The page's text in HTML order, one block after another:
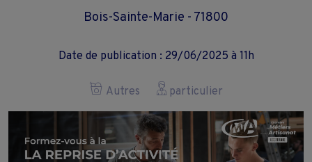
Bois-Sainte-Marie - 71800
Date de publication : 29/06/2025 à 11h
Autres particulier